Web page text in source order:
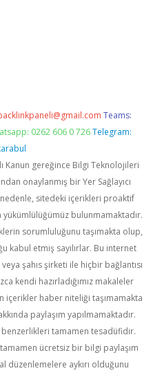
Teams:
0262 606 0 726 Telegram:
Kanun gereğince Bilgi Teknolojileri
onaylanmış bir Yer Sağlayıcı
sitedeki içerikleri proaktif
bulunmamaktadır.
sorumluluğunu taşımakta olup,
kabul etmiş sayılırlar. Bu internet
şahıs şirketi ile hiçbir bağlantısı
kendi hazırladığımız makaleler
içerikler haber niteliği taşımamakta
paylaşım yapılmamaktadır.
tamamen tesadüfidir.
ücretsiz bir bilgi paylaşım
düzenlemelere aykırı olduğunu